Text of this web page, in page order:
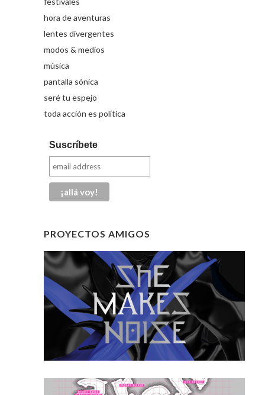
hora de aventuras
lentes divergentes
modos & medios
música
pantalla sónica
seré tu espejo
toda acción es política
Suscríbete
PROYECTOS AMIGOS